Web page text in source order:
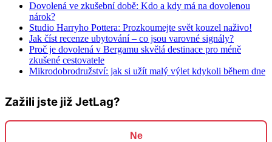
Dovolená ve zkušební době: Kdo a kdy má na dovolenou
nárok?
Studio Harryho Pottera: Prozkoumejte svět kouzel naživo!
Jak číst recenze ubytování – co jsou varovné signály?
Proč je dovolená v Bergamu skvělá destinace pro méně
zkušené cestovatele
Mikrodobrodružství: jak si užít malý výlet kdykoli během dne
Zažili jste již JetLag?
Ne